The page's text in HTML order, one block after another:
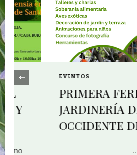
EVENTOS
PRIMERA FERIA
JARDINERÍA DEL
OCCIDENTE DE